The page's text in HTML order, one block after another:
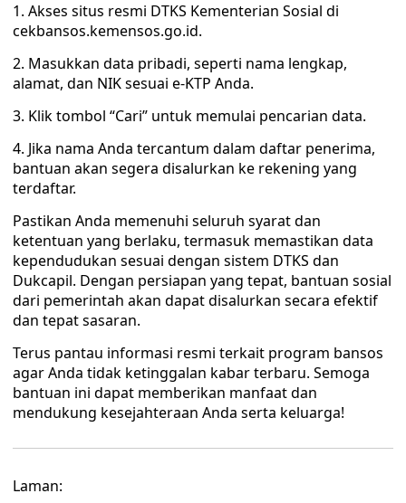
1. Akses situs resmi DTKS Kementerian Sosial di
cekbansos.kemensos.go.id.
2. Masukkan data pribadi, seperti nama lengkap,
alamat, dan NIK sesuai e-KTP Anda.
3. Klik tombol “Cari” untuk memulai pencarian data.
4. Jika nama Anda tercantum dalam daftar penerima,
bantuan akan segera disalurkan ke rekening yang
terdaftar.
Pastikan Anda memenuhi seluruh syarat dan
ketentuan yang berlaku, termasuk memastikan data
kependudukan sesuai dengan sistem DTKS dan
Dukcapil. Dengan persiapan yang tepat, bantuan sosial
dari pemerintah akan dapat disalurkan secara efektif
dan tepat sasaran.
Terus pantau informasi resmi terkait program bansos
agar Anda tidak ketinggalan kabar terbaru. Semoga
bantuan ini dapat memberikan manfaat dan
mendukung kesejahteraan Anda serta keluarga!
Laman: